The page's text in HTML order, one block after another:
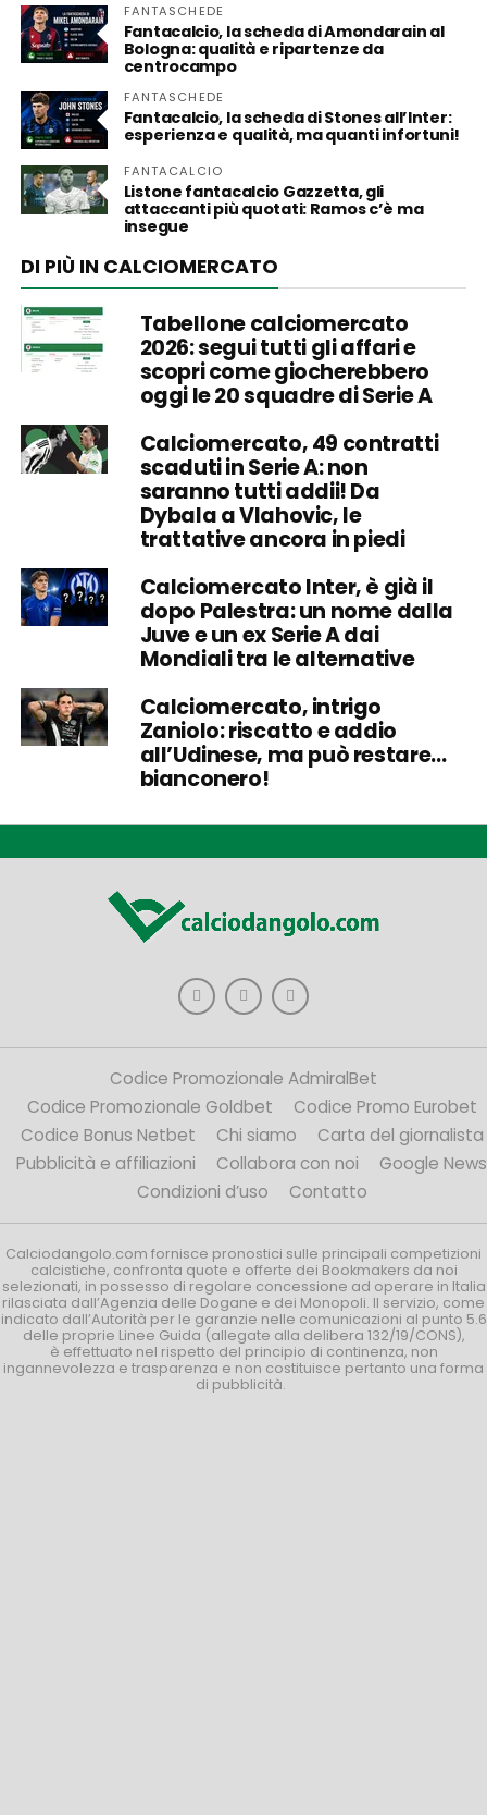
FANTASCHEDE
Fantacalcio, la scheda di Amondarain al
Bologna: qualità e ripartenze da
centrocampo
FANTASCHEDE
Fantacalcio, la scheda di Stones all’Inter:
esperienza e qualità, ma quanti infortuni!
FANTACALCIO
Listone fantacalcio Gazzetta, gli
attaccanti più quotati: Ramos c’è ma
insegue
DI PIÙ IN CALCIOMERCATO
Tabellone calciomercato
2026: segui tutti gli affari e
scopri come giocherebbero
oggi le 20 squadre di Serie A
Calciomercato, 49 contratti
scaduti in Serie A: non
saranno tutti addii! Da
Dybala a Vlahovic, le
trattative ancora in piedi
Calciomercato Inter, è già il
dopo Palestra: un nome dalla
Juve e un ex Serie A dai
Mondiali tra le alternative
Calciomercato, intrigo
Zaniolo: riscatto e addio
all’Udinese, ma può restare…
bianconero!
Codice Promozionale AdmiralBet
Codice Promozionale Goldbet
Codice Promo Eurobet
Codice Bonus Netbet
Chi siamo
Carta del giornalista
Pubblicità e affiliazioni
Collabora con noi
Google News
Condizioni d’uso
Contatto
Calciodangolo.com fornisce pronostici sulle principali competizioni
calcistiche, confronta quote e offerte dei Bookmakers da noi
selezionati, in possesso di regolare concessione ad operare in Italia
rilasciata dall’Agenzia delle Dogane e dei Monopoli. Il servizio, come
indicato dall’Autorità per le garanzie nelle comunicazioni al punto 5.6
delle proprie Linee Guida (allegate alla delibera 132/19/CONS),
è effettuato nel rispetto del principio di continenza, non
ingannevolezza e trasparenza e non costituisce pertanto una forma
di pubblicità.